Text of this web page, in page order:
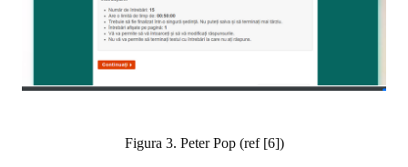
Figura 3. Peter Pop (ref [6])